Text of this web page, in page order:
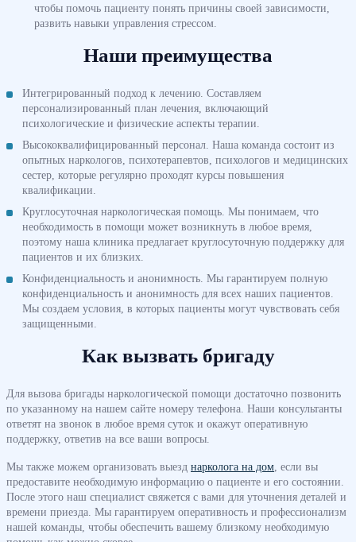
чтобы помочь пациенту понять причины своей зависимости,
развить навыки управления стрессом.
Наши преимущества
Интегрированный подход к лечению. Составляем
персонализированный план лечения, включающий
психологические и физические аспекты терапии.
Высококвалифицированный персонал. Наша команда состоит из
опытных наркологов, психотерапевтов, психологов и медицинских
сестер, которые регулярно проходят курсы повышения
квалификации.
Круглосуточная наркологическая помощь. Мы понимаем, что
необходимость в помощи может возникнуть в любое время,
поэтому наша клиника предлагает круглосуточную поддержку для
пациентов и их близких.
Конфиденциальность и анонимность. Мы гарантируем полную
конфиденциальность и анонимность для всех наших пациентов.
Мы создаем условия, в которых пациенты могут чувствовать себя
защищенными.
Как вызвать бригаду
Для вызова бригады наркологической помощи достаточно позвонить
по указанному на нашем сайте номеру телефона. Наши консультанты
ответят на звонок в любое время суток и окажут оперативную
поддержку, ответив на все ваши вопросы.
Мы также можем организовать выезд нарколога на дом , если вы
предоставите необходимую информацию о пациенте и его состоянии.
После этого наш специалист свяжется с вами для уточнения деталей и
времени приезда. Мы гарантируем оперативность и профессионализм
нашей команды, чтобы обеспечить вашему близкому необходимую